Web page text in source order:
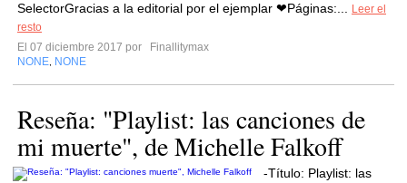
SelectorGracias a la editorial por el ejemplar ❤Páginas:...
Leer el
resto
El 07 diciembre 2017 por
Finallitymax
NONE NONE
Reseña: "Playlist: las canciones de
mi muerte", de Michelle Falkoff
-Título: Playlist: las